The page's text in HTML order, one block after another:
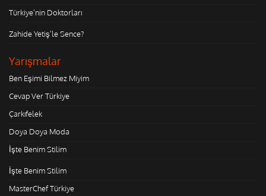
Türkiye'nin Doktorları
Zahide Yetiş'le Sence?
Yarışmalar
Ben Eşimi Bilmez Miyim
Cevap Ver Türkiye
Çarkıfelek
Doya Doya Moda
İşte Benim Stilim
İşte Benim Stilim
MasterChef Türkiye